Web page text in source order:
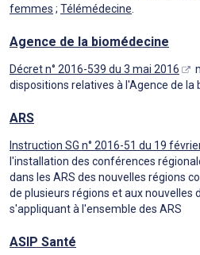
femmes ; Télémédecine
Agence de la biomédecine
Décret n° 2016-539 du 3 mai 2016
dispositions relatives à l'Agence de la
ARS
Instruction SG n° 2016-51 du 19
l'installation des conférences
dans les ARS des nouvelles régions
de plusieurs régions et aux nouvelles
s'appliquant à l'ensemble des ARS
ASIP Santé